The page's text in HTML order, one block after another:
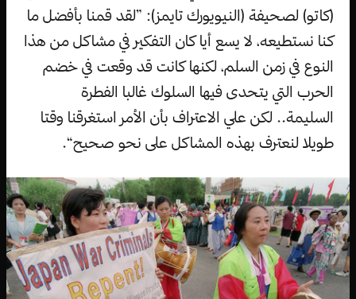
(كاتو) لصحيفة (النيويورك تايمز): ”لقد قمنا بأفضل ما
كنا نستطيعه، لا يسع أيا كان التفكير في مشاكل من هذا
النوع في زمن السلم، لكنها كانت قد وقعت في خضم
الحرب التي يتحدى فيها السلوك غالبا الفطرة
السليمة.. لكن علي الاعتراف بأن الأمر استغرقنا وقتا
طويلا لنعترف بهذه المشاكل على نحو صحيح“.